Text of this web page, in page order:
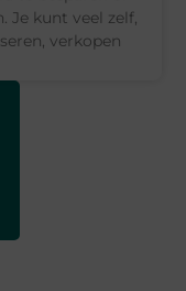
Je kunt veel zelf,
verkopen